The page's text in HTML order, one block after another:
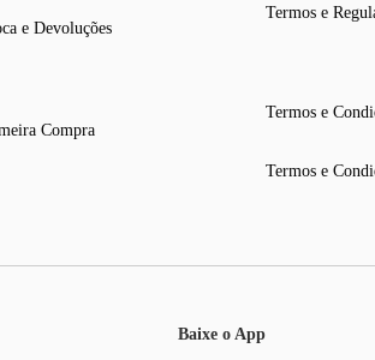
e Devoluções
Compra
Termos e
Termos e
Termos e
Baixe o App